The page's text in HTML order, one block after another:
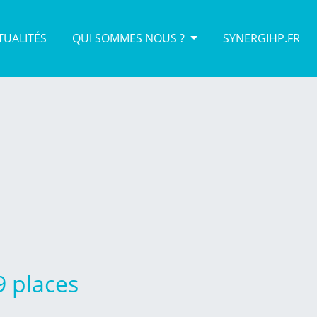
QUI SOMMES NOUS ? SYNERGIHP.FR
places